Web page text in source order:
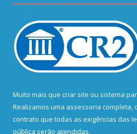
Muito mais que criar site ou sistema
Realizamos uma assessoria completa,
contrato que todas as exigências das
pública serão atendidas.